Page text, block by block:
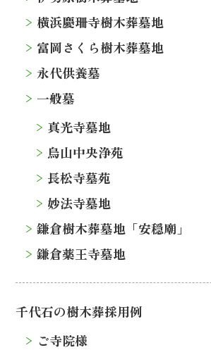
横浜慶珊寺樹木葬墓地
富岡さくら樹木葬墓地
永代供養墓
一般墓
真光寺墓地
烏山中央浄苑
長松寺墓苑
妙法寺墓地
鎌倉樹木葬墓地「安穏廟」
鎌倉薬王寺墓地
千代石の樹木葬採用例
ご寺院様